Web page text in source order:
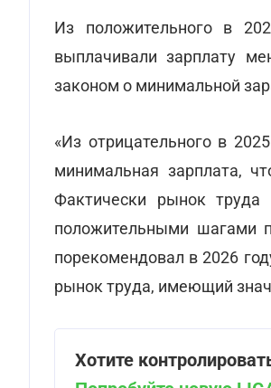
Из положительного в
выплачивали зарплату
законом о минимальной
«Из отрицательного в
минимальная зарплата,
Фактически рынок
положительными шагами
порекомендовал в 2026
рынок труда, имеющий
Хотите